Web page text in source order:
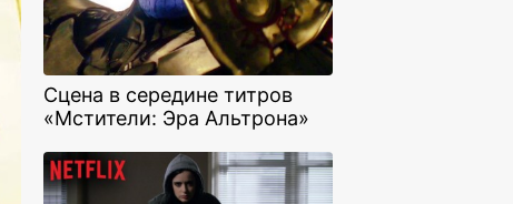
Сцена в середине титров
«Мстители: Эра Альтрона»